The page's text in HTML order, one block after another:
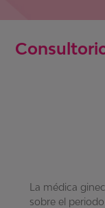
La médica
sobre el